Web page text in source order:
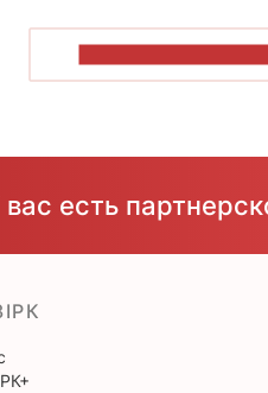
вас есть